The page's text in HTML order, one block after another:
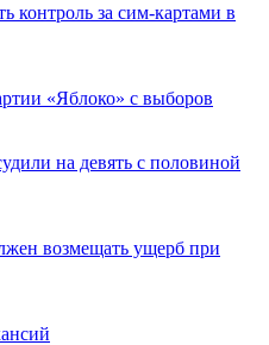
за сим-картами в
«Яблоко» с выборов
на девять с половиной
возмещать ущерб при